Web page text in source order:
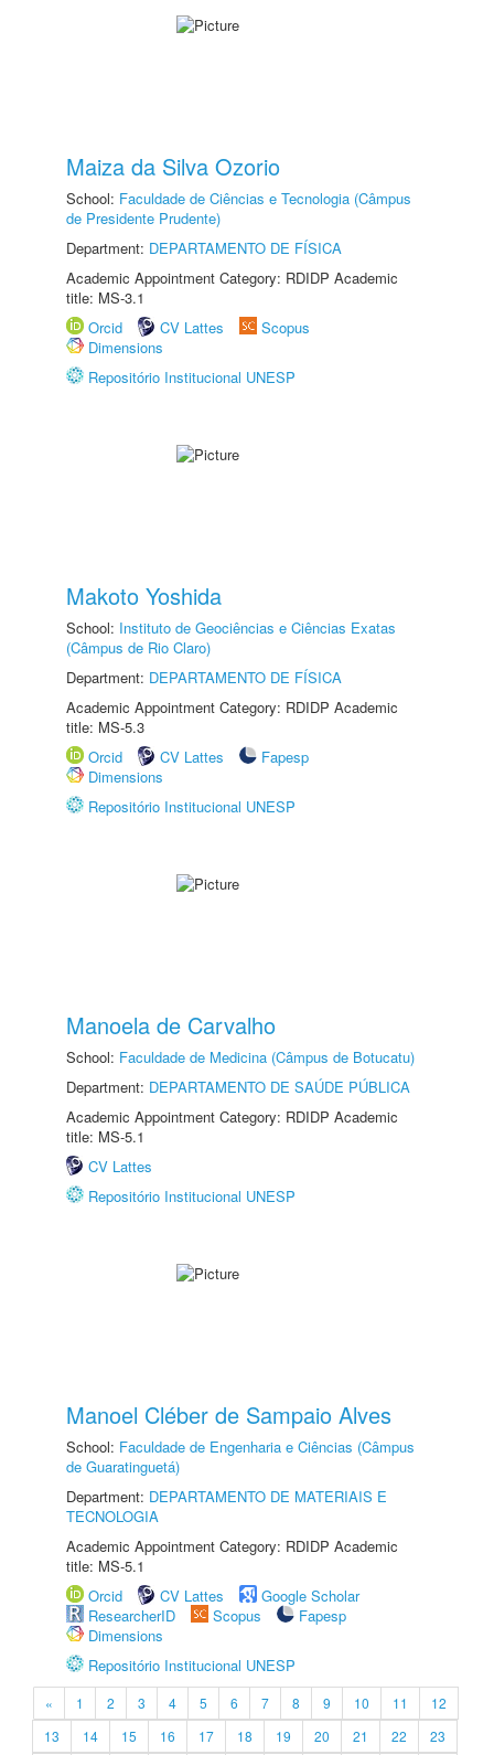
Maiza da Silva Ozorio
School: Faculdade de Ciências e Tecnologia (Câmpus
de Presidente Prudente)
Department: DEPARTAMENTO DE FÍSICA
Academic Appointment Category: RDIDP Academic
title: MS-3.1
Orcid
CV Lattes
Scopus
Dimensions
Repositório Institucional UNESP
Makoto Yoshida
School: Instituto de Geociências e Ciências Exatas
(Câmpus de Rio Claro)
Department: DEPARTAMENTO DE FÍSICA
Academic Appointment Category: RDIDP Academic
title: MS-5.3
Orcid
CV Lattes
Fapesp
Dimensions
Repositório Institucional UNESP
Manoela de Carvalho
School: Faculdade de Medicina (Câmpus de Botucatu)
Department: DEPARTAMENTO DE SAÚDE PÚBLICA
Academic Appointment Category: RDIDP Academic
title: MS-5.1
CV Lattes
Repositório Institucional UNESP
Manoel Cléber de Sampaio Alves
School: Faculdade de Engenharia e Ciências (Câmpus
de Guaratinguetá)
Department: DEPARTAMENTO DE MATERIAIS E
TECNOLOGIA
Academic Appointment Category: RDIDP Academic
title: MS-5.1
Orcid
CV Lattes
Google Scholar
ResearcherID
Scopus
Fapesp
Dimensions
Repositório Institucional UNESP
« 1 2 3 4 5 6 7 8 9 10 11
12
13
14 15 16 17 18 19 20 21 22
23